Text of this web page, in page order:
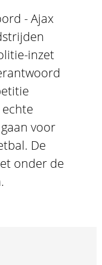
- Ajax
inzet
voor
De
onder de